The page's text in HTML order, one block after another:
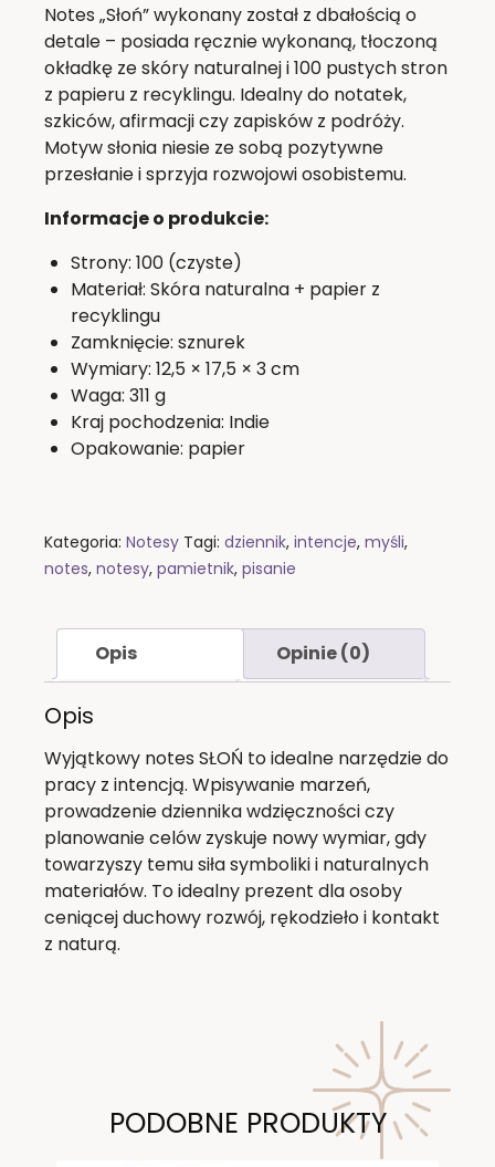
Notes „Słoń” wykonany został z dbałością o
detale – posiada ręcznie wykonaną, tłoczoną
okładkę ze skóry naturalnej i 100 pustych stron
z papieru z recyklingu. Idealny do notatek,
szkiców, afirmacji czy zapisków z podróży.
Motyw słonia niesie ze sobą pozytywne
przesłanie i sprzyja rozwojowi osobistemu.
Informacje o produkcie:
Strony: 100 (czyste)
Materiał: Skóra naturalna + papier z
recyklingu
Zamknięcie: sznurek
Wymiary: 12,5 × 17,5 × 3 cm
Waga: 311 g
Kraj pochodzenia: Indie
Opakowanie: papier
Kategoria: Notesy Tagi: dziennik, intencje, myśli,
notes, notesy, pamietnik, pisanie
Opis Opinie (0)
Opis
Wyjątkowy notes SŁOŃ to idealne narzędzie do
pracy z intencją. Wpisywanie marzeń,
prowadzenie dziennika wdzięczności czy
planowanie celów zyskuje nowy wymiar, gdy
towarzyszy temu siła symboliki i naturalnych
materiałów. To idealny prezent dla osoby
ceniącej duchowy rozwój, rękodzieło i kontakt
z naturą.
PODOBNE PRODUKTY